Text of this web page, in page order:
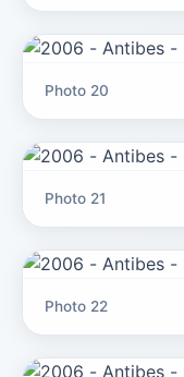
Photo 20
Photo 21
Photo 22